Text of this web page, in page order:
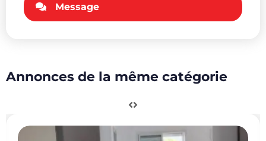
Message
Annonces de la même catégorie